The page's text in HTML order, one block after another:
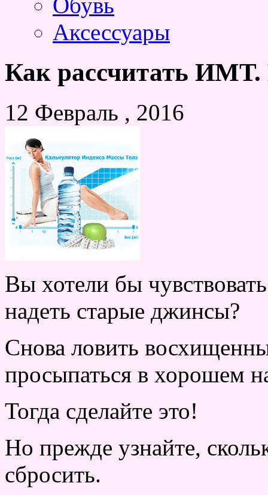
Аксессуары
Как рассчитать ИМТ.
12 Февраль , 2016
Вы хотели бы
надеть старые джинсы?
Снова ловить
просыпаться в хорошем
Тогда сделайте это!
Но прежде узнайте,
сбросить.